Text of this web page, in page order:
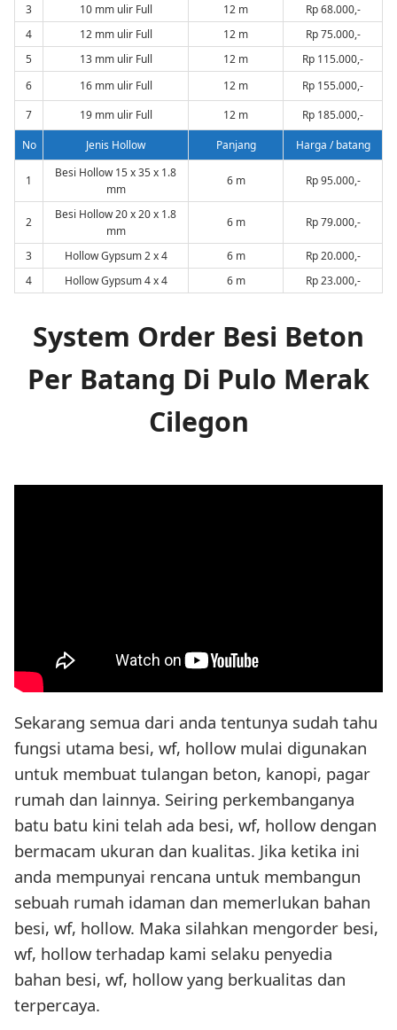
3
10 mm ulir Full 12 m
Rp 68.000,-
4
12 mm ulir Full 12 m
Rp 75.000,-
5
13 mm ulir Full 12 m
Rp 115.000,-
6
16 mm ulir Full 12 m
Rp 155.000,-
7
19 mm ulir Full 12 m
Rp 185.000,-
No
Jenis Hollow Panjang Harga / batang
1
Besi Hollow 15 x 35 x 1.8
mm
6 m Rp 95.000,-
2
Besi Hollow 20 x 20 x 1.8
mm
6 m Rp 79.000,-
3 Hollow Gypsum 2 x 4 6 m
Rp 20.000,-
4
Hollow Gypsum 4 x 4 6 m Rp 23.000,-
System Order Besi Beton
Per Batang Di Pulo Merak
Cilegon
Sekarang semua dari anda tentunya sudah tahu
fungsi utama besi, wf, hollow mulai digunakan
untuk membuat tulangan beton, kanopi, pagar
rumah dan lainnya. Seiring perkembanganya
batu batu kini telah ada besi, wf, hollow dengan
bermacam ukuran dan kualitas. Jika ketika ini
anda mempunyai rencana untuk membangun
sebuah rumah idaman dan memerlukan bahan
besi, wf, hollow. Maka silahkan mengorder besi,
wf, hollow terhadap kami selaku penyedia
bahan besi, wf, hollow yang berkualitas dan
terpercaya.